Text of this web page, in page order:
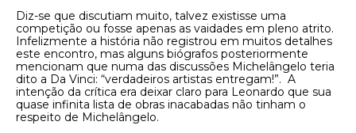
Diz-se que discutiam muito, talvez existisse uma
competição ou fosse apenas as vaidades em pleno atrito.
Infelizmente a história não registrou em muitos detalhes
este encontro, mas alguns biógrafos posteriormente
mencionam que numa das discussões Michelângelo teria
dito a Da Vinci: “verdadeiros artistas entregam!”. A
intenção da crítica era deixar claro para Leonardo que sua
quase infinita lista de obras inacabadas não tinham o
respeito de Michelângelo.